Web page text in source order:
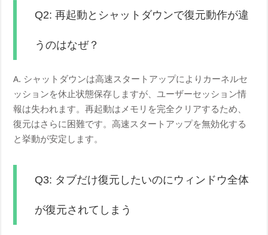
Q2: 再起動とシャットダウンで復元動作が違
うのはなぜ？
A. シャットダウンは高速スタートアップによりカーネルセ
ッションを休止状態保存しますが、ユーザーセッション情
報は失われます。再起動はメモリを完全クリアするため、
復元はさらに困難です。高速スタートアップを無効化する
と挙動が安定します。
Q3: タブだけ復元したいのにウィンドウ全体
が復元されてしまう